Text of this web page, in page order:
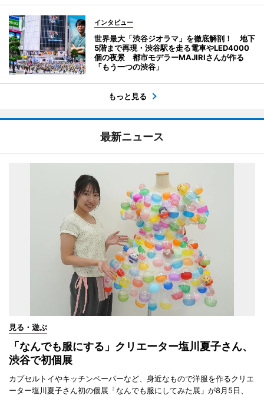
インタビュー
世界最大「渋谷ジオラマ」を徹底解剖！ 地下
5階まで再現・渋谷駅を走る電車やLED4000
個の夜景 都市モデラーMAJIRIさんが作る
「もう一つの渋谷」
もっと見る
最新ニュース
見る・遊ぶ
「なんでも服にする」クリエーター塩川夏子さん、
渋谷で初個展
カプセルトイやキッチンペーパーなど、身近なもので洋服を作るクリエ
ーター塩川夏子さん初の個展「なんでも服にしてみた展」が8月5日、